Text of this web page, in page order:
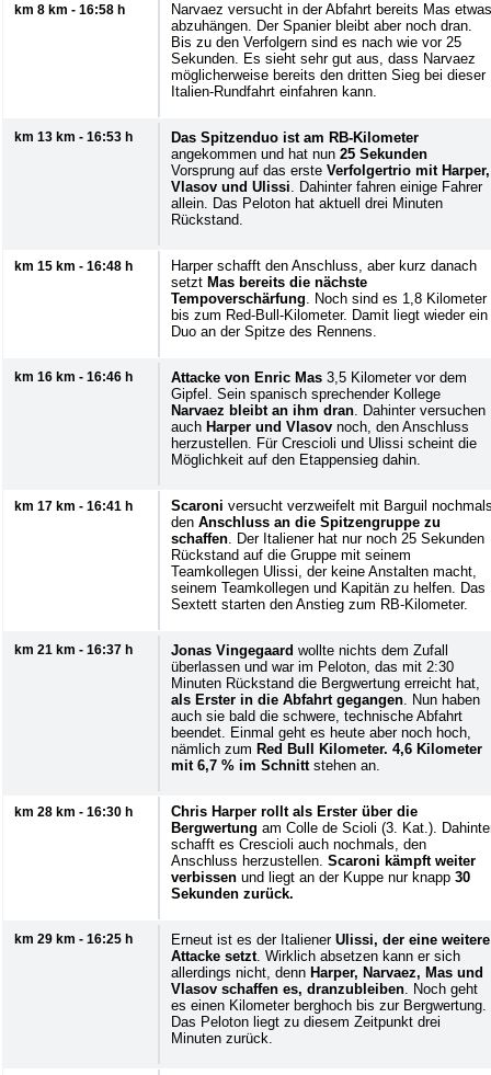
km 8 km - 16:58 h
Narvaez versucht in der Abfahrt bereits Mas etwas
abzuhängen. Der Spanier bleibt aber noch dran.
Bis zu den Verfolgern sind es nach wie vor 25
Sekunden. Es sieht sehr gut aus, dass Narvaez
möglicherweise bereits den dritten Sieg bei dieser
Italien-Rundfahrt einfahren kann.
km 13 km - 16:53 h
Das Spitzenduo ist am RB-Kilometer
angekommen und hat nun 25 Sekunden
Vorsprung auf das erste Verfolgertrio mit Harper,
Vlasov und Ulissi. Dahinter fahren einige Fahrer
allein. Das Peloton hat aktuell drei Minuten
Rückstand.
km 15 km - 16:48 h
Harper schafft den Anschluss, aber kurz danach
setzt Mas bereits die nächste
Tempoverschärfung. Noch sind es 1,8 Kilometer
bis zum Red-Bull-Kilometer. Damit liegt wieder ein
Duo an der Spitze des Rennens.
km 16 km - 16:46 h Attacke von Enric Mas 3,5 Kilometer vor dem
Gipfel. Sein spanisch sprechender Kollege
Narvaez bleibt an ihm dran. Dahinter versuchen
auch Harper und Vlasov noch, den Anschluss
herzustellen. Für Crescioli und Ulissi scheint die
Möglichkeit auf den Etappensieg dahin.
km 17 km - 16:41 h Scaroni versucht verzweifelt mit Barguil
den Anschluss an die Spitzengruppe zu
schaffen. Der Italiener hat nur noch 25 Sekunden
Rückstand auf die Gruppe mit seinem
Teamkollegen Ulissi, der keine Anstalten macht,
seinem Teamkollegen und Kapitän zu helfen. Das
Sextett starten den Anstieg zum RB-Kilometer.
km 21 km - 16:37 h Jonas Vingegaard wollte nichts dem Zufall
überlassen und war im Peloton, das mit 2:30
Minuten Rückstand die Bergwertung erreicht hat,
als Erster in die Abfahrt gegangen. Nun haben
auch sie bald die schwere, technische Abfahrt
beendet. Einmal geht es heute aber noch hoch,
nämlich zum Red Bull Kilometer. 4,6 Kilometer
mit 6,7 % im Schnittstehen an.
km 28 km - 16:30 h
Chris Harper rollt als Erster über die
Bergwertung am Colle de Scioli (3. Kat.).
schafft es Crescioli auch nochmals, den
Anschluss herzustellen. Scaroni kämpft weiter
verbissen und liegt an der Kuppe nur knapp 30
Sekunden zurück.
km 29 km - 16:25 h Erneut ist es der Italiener Ulissi, der eine weitere
Attacke setzt. Wirklich absetzen kann er sich
allerdings nicht, denn Harper, Narvaez, Mas und
Vlasov schaffen es, dranzubleiben. Noch geht
es einen Kilometer berghoch bis zur Bergwertung.
Das Peloton liegt zu diesem Zeitpunkt drei
Minuten zurück.